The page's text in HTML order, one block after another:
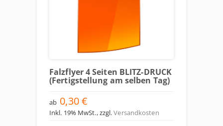
Falzflyer 4 Seiten BLITZ-DRUCK
(Fertigstellung am selben Tag)
ab 0,30 €
Inkl. 19% MwSt.,zzgl.Versandkosten